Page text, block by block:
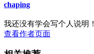
chaping
我还没有学会写个人说明！
查看作者页面